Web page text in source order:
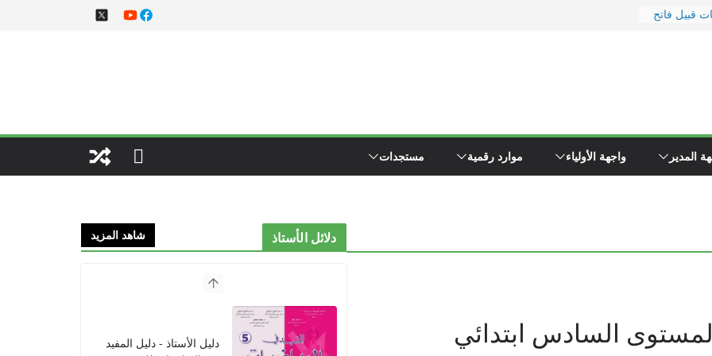
قبيل فاتح
\"همجي\"
المدير واجهة الأولياء موارد رقمية مستجدات
السادس ابتدائي
دلائل الأستاذ
شاهد المزيد
في الرياضيات للمستوى